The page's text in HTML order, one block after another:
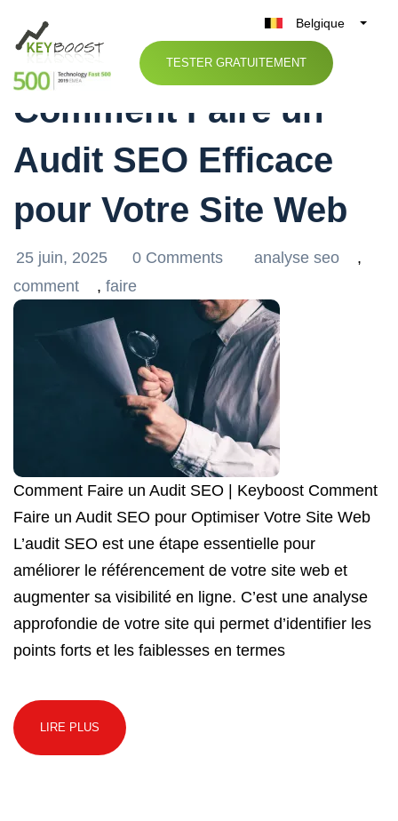
Belgique
België
Nederland
UK
Italia
TESTER GRATUITEMENT
Guide Pratique :
Comment Faire un
Audit SEO Efficace
pour Votre Site Web
25 juin, 2025 0 Comments analyse seo
,
comment
, faire
Comment Faire un Audit SEO | Keyboost Comment
Faire un Audit SEO pour Optimiser Votre Site Web
L’audit SEO est une étape essentielle pour
améliorer le référencement de votre site web et
augmenter sa visibilité en ligne. C’est une analyse
approfondie de votre site qui permet d’identifier les
points forts et les faiblesses en termes
LIRE PLUS